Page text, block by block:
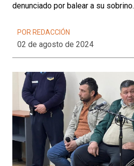
denunciado por balear a su sobrino.
POR REDACCIÓN
02 de agosto de 2024